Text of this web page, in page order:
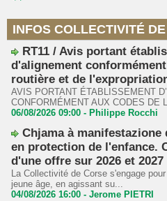
INFOS COLLECTIVITÉ
RT11 / Avis portant
d'alignement
routière et de
AVIS PORTANT ÉTABLISSEMENT
CONFORMÉMENT AUX CODES DE
06/08/2026 09:00 - Philippe Rocchi
Chjama à
en protection de l'enfance.
d'une offre sur 2026 et 2027
La Collectivité de Corse s'engage
jeune âge, en agissant su...
04/08/2026 16:00 - Jerome PIETRI